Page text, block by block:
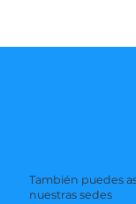
También puedes
nuestras sedes